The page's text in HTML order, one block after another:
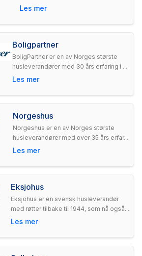
Les mer
Boligpartner
BoligPartner er en av Norges største
husleverandører med 30 års erfaring i ...
Les mer
Norgeshus
Norgeshus er en av Norges største
husleverandører med over 35 års erfar...
Les mer
Eksjohus
Eksjöhus er en svensk husleverandør
med røtter tilbake til 1944, som nå også...
Les mer